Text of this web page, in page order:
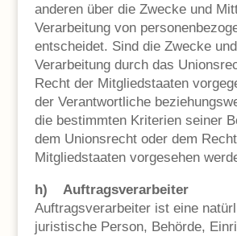
anderen über die Zwecke und
Verarbeitung von
entscheidet. Sind die Zwecke
Verarbeitung durch das
Recht der Mitgliedstaaten
der Verantwortliche
die bestimmten Kriterien seiner
dem Unionsrecht oder dem
Mitgliedstaaten vorgesehen
h) Auftragsverarbeiter
Auftragsverarbeiter ist eine
juristische Person, Behörde,